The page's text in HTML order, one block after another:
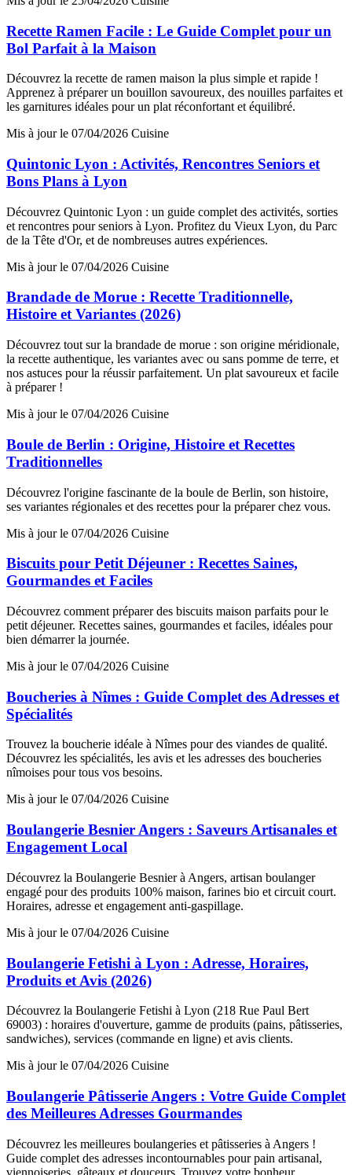
Recette Ramen Facile : Le Guide Complet pour un
Bol Parfait à la Maison
Découvrez la recette de ramen maison la plus simple et rapide !
Apprenez à préparer un bouillon savoureux, des nouilles parfaites et
les garnitures idéales pour un plat réconfortant et équilibré.
Mis à jour le 07/04/2026 Cuisine
Quintonic Lyon : Activités, Rencontres Seniors et
Bons Plans à Lyon
Découvrez Quintonic Lyon : un guide complet des activités, sorties
et rencontres pour seniors à Lyon. Profitez du Vieux Lyon, du Parc
de la Tête d'Or, et de nombreuses autres expériences.
Mis à jour le 07/04/2026 Cuisine
Brandade de Morue : Recette Traditionnelle,
Histoire et Variantes (2026)
Découvrez tout sur la brandade de morue : son origine méridionale,
la recette authentique, les variantes avec ou sans pomme de terre, et
nos astuces pour la réussir parfaitement. Un plat savoureux et facile
à préparer !
Mis à jour le 07/04/2026 Cuisine
Boule de Berlin : Origine, Histoire et Recettes
Traditionnelles
Découvrez l'origine fascinante de la boule de Berlin, son histoire,
ses variantes régionales et des recettes pour la préparer chez vous.
Mis à jour le 07/04/2026 Cuisine
Biscuits pour Petit Déjeuner : Recettes Saines,
Gourmandes et Faciles
Découvrez comment préparer des biscuits maison parfaits pour le
petit déjeuner. Recettes saines, gourmandes et faciles, idéales pour
bien démarrer la journée.
Mis à jour le 07/04/2026 Cuisine
Boucheries à Nîmes : Guide Complet des Adresses et
Spécialités
Trouvez la boucherie idéale à Nîmes pour des viandes de qualité.
Découvrez les spécialités, les avis et les adresses des boucheries
nîmoises pour tous vos besoins.
Mis à jour le 07/04/2026 Cuisine
Boulangerie Besnier Angers : Saveurs Artisanales et
Engagement Local
Découvrez la Boulangerie Besnier à Angers, artisan boulanger
engagé pour des produits 100% maison, farines bio et circuit court.
Horaires, adresse et engagement anti-gaspillage.
Mis à jour le 07/04/2026 Cuisine
Boulangerie Fetishi à Lyon : Adresse, Horaires,
Produits et Avis (2026)
Découvrez la Boulangerie Fetishi à Lyon (218 Rue Paul Bert
69003) : horaires d'ouverture, gamme de produits (pains, pâtisseries,
sandwiches), services (commande en ligne) et avis clients.
Mis à jour le 07/04/2026 Cuisine
Boulangerie Pâtisserie Angers : Votre Guide Complet
des Meilleures Adresses Gourmandes
Découvrez les meilleures boulangeries et pâtisseries à Angers !
Guide complet des adresses incontournables pour pain artisanal,
viennoiseries, gâteaux et douceurs. Trouvez votre bonheur